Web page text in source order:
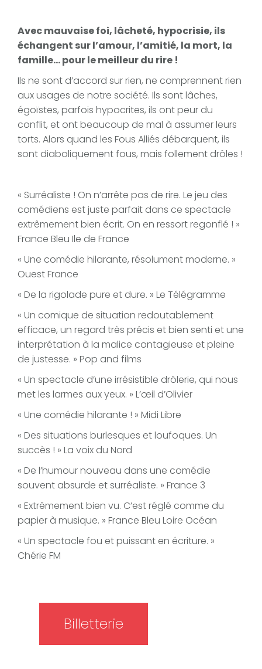
Avec mauvaise foi, lâcheté, hypocrisie, ils
échangent sur l’amour, l’amitié, la mort, la
famille… pour le meilleur du rire !
Ils ne sont d’accord sur rien, ne comprennent rien
aux usages de notre société. Ils sont lâches,
égoïstes, parfois hypocrites, ils ont peur du
conflit, et ont beaucoup de mal à assumer leurs
torts. Alors quand les Fous Alliés débarquent, ils
sont diaboliquement fous, mais follement drôles !
« Surréaliste ! On n’arrête pas de rire. Le jeu des
comédiens est juste parfait dans ce spectacle
extrêmement bien écrit. On en ressort regonflé ! »
France Bleu Ile de France
« Une comédie hilarante, résolument moderne. »
Ouest France
« De la rigolade pure et dure. » Le Télégramme
« Un comique de situation redoutablement
efficace, un regard très précis et bien senti et une
interprétation à la malice contagieuse et pleine
de justesse. » Pop and films
« Un spectacle d’une irrésistible drôlerie, qui nous
met les larmes aux yeux. » L’œil d’Olivier
« Une comédie hilarante ! » Midi Libre
« Des situations burlesques et loufoques. Un
succès ! » La voix du Nord
« De l’humour nouveau dans une comédie
souvent absurde et surréaliste. » France 3
« Extrêmement bien vu. C’est réglé comme du
papier à musique. » France Bleu Loire Océan
« Un spectacle fou et puissant en écriture. »
Chérie FM
Billetterie